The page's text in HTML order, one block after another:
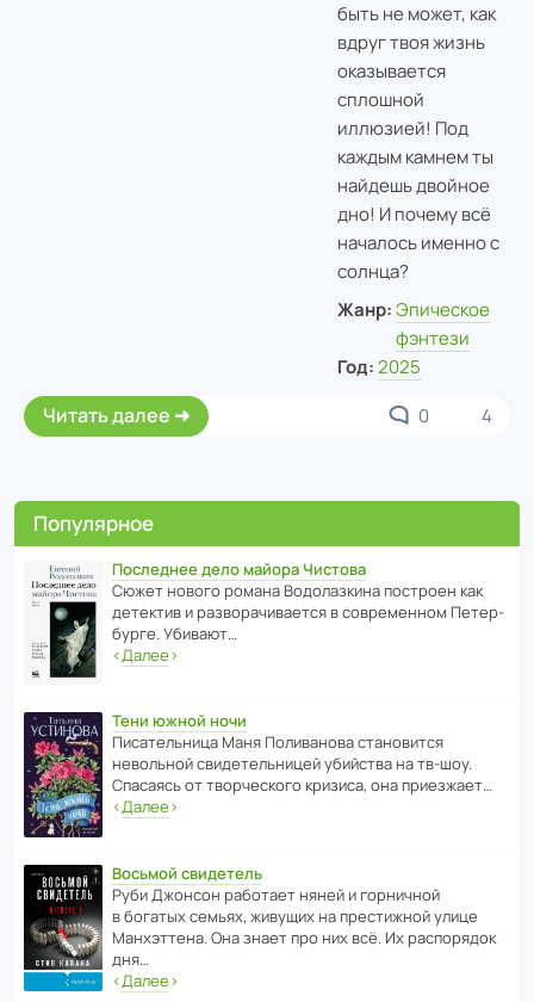
быть не может, как
вдруг твоя жизнь
оказывается
сплошной
иллюзией! Под
каждым камнем ты
найдешь двойное
дно! И почему всё
началось именно с
солнца?
Жанр: Эпическое
фэнтези
Год: 2025
Читать далее 0 4
Популярное
Последнее дело майора Чистова
Сюжет нового романа Водо­ла­з­кина пост­роен как
дете­ктив и разво­ра­чи­ва­ется в совре­менном Пете­р­
бурге. Убивают…
‹Далее›
Тени южной ночи
Писа­тель­ница Маня Поли­ва­нова стано­вится
невольной свиде­тель­ницей убийства на тв-шоу.
Спасаясь от твор­че­с­кого кризиса, она приезжает…
‹Далее›
Восьмой свидетель
Руби Джонсон рабо­тает няней и горни­чной
в богатых семьях, живущих на прес­ти­жной улице
Манх­эт­тена. Она знает про них всё. Их распо­рядок
дня…
‹Далее›